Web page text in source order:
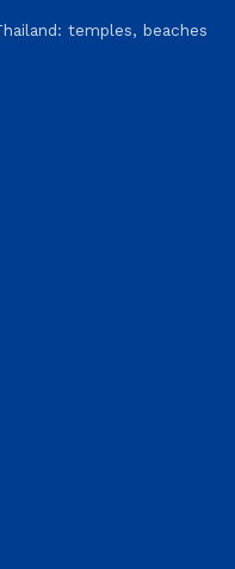
temples, beaches